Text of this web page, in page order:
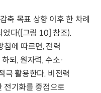
축 목표 상향 이후 한 차례
었다([그림 10] 참조).
침에 따르면, 전력
되, 원자력, 수소·
극 활용한다. 비전력
전기화를 중점으로